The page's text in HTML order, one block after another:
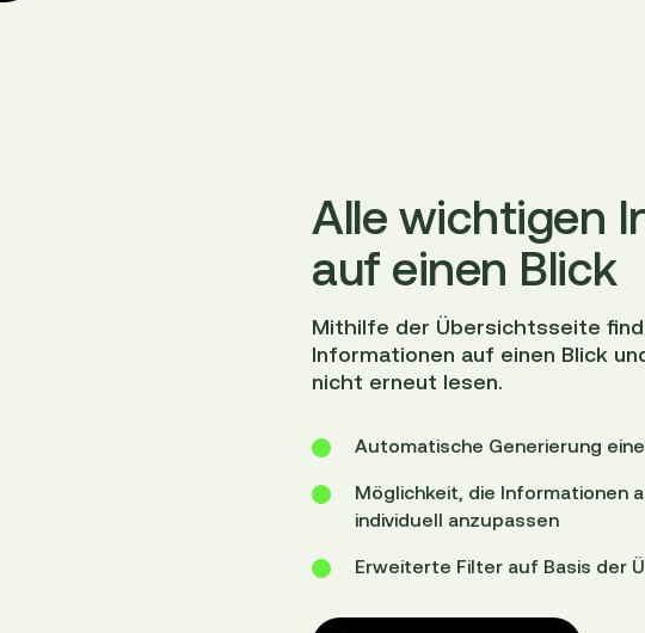
Alle wichtigen
auf einen Blick
Mithilfe der Übersichtsseite
Informationen auf einen Blick
nicht erneut lesen.
Automatische Generierung
Möglichkeit, die Informationen
individuell anzupassen
Erweiterte Filter auf Basis der